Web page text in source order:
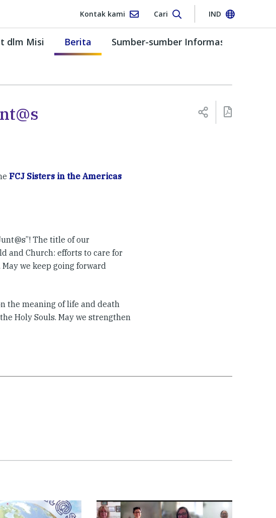
Kontak kami Cari IND
dlm Misi Berita Sumber-sumber Informasi
FCJ Sisters in the Americas
The title of our
and Church: efforts to care for
we keep going forward
the meaning of life and death
Holy Souls. May we strengthen